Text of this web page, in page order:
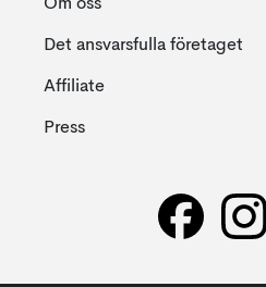
Om oss
Det ansvarsfulla företaget
Affiliate
Press